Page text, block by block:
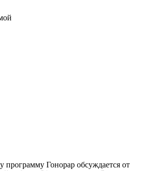
Гонорар обсуждается от